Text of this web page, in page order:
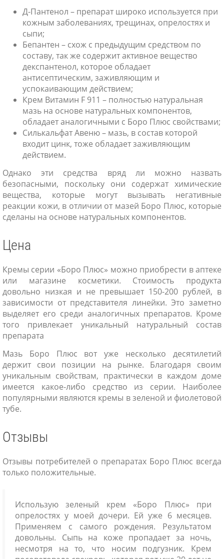
Д-Пантенол – препарат широко используется при
кожным заболеваниях, трещинах, опрелостях и
сыпи;
Бепантен – схож с предыдущим средством по
составу, так же содержит активное вещество
декспантенол, которое обладает
антисептическим, заживляющим и
успокаивающим действием;
Крем Витамин F 911 – полностью натуральная
мазь на основе натуральных компонентов,
обладает аналогичными с Боро Плюс свойствами;
Силькальфат Авеню – мазь, в состав которой
входит цинк, тоже обладает заживляющим
действием.
Однако эти средства вряд ли можно назвать
безопасными, поскольку они содержат химические
вещества, которые могут вызывать негативные
реакции кожи, в отличии от мазей Боро Плюс, которые
сделаны на основе натуральных компонентов.
Цена
Кремы серии «Боро Плюс» можно приобрести в аптеке
или магазине косметики. Стоимость продукта
довольно низкая и не превышает 150-200 рублей, в
зависимости от представителя линейки. Это заметно
выделяет его среди аналогичных препаратов. Кроме
того привлекает уникальный натуральный состав
препарата
Мазь Боро Плюс вот уже несколько десятилетий
держит свои позиции на рынке. Благодаря своим
уникальным свойствам, практически в каждом доме
имеется какое-либо средство из серии. Наиболее
популярными являются кремы в зеленой и фиолетовой
тубе.
Отзывы
Отзывы потребителей о препаратах Боро Плюс всегда
только положительные.
Использую зеленый крем «Боро Плюс» при
опрелостях у моей дочери. Ей уже 6 месяцев.
Применяем с самого рождения. Результатом
довольны. Сыпь на коже пропадает за ночь,
несмотря на то, что носим подгузник. Крем